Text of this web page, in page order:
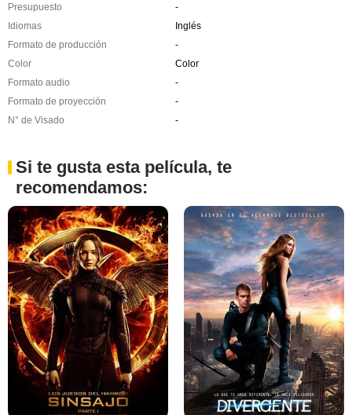
Presupuesto
-
Idiomas
Inglés
Formato de producción
-
Color
Color
Formato audio
-
Formato de proyección
-
N° de Visado
-
Si te gusta esta película, te
recomendamos: